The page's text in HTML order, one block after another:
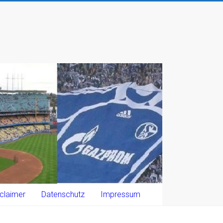
Datenschutz Impressum